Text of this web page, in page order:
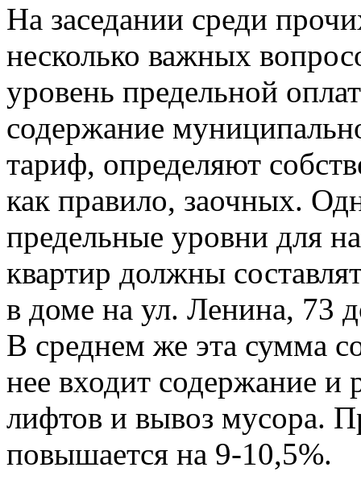
На заседании среди
несколько важных
уровень предельной
содержание
тариф, определяют
как правило, заочных.
предельные уровни для
квартир должны
в доме на ул. Ленина, 73
В среднем же эта сумма
нее входит содержание
лифтов и вывоз мусора.
повышается на 9-10,5%.